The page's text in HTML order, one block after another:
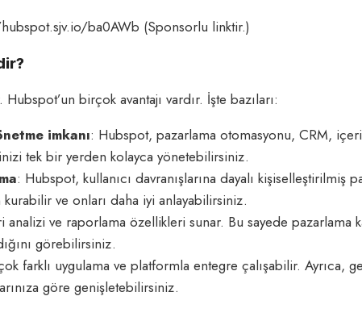
hubspot.sjv.io/ba0AWb (Sponsorlu linktir.)
birçok avantajı vardır. İşte bazıları:
imkanı: Hubspot, pazarlama otomasyonu, CRM,
tek bir yerden kolayca yönetebilirsiniz.
: Hubspot, kullanıcı davranışlarına dayalı kişiselleştirilmiş
ve onları daha iyi anlayabilirsiniz.
analizi ve raporlama özellikleri sunar. Bu sayede pazarlama
görebilirsiniz.
farklı uygulama ve platformla entegre çalışabilir. Ayrıca,
göre genişletebilirsiniz.